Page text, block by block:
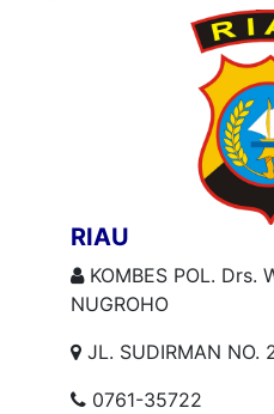
RIAU
KOMBES POL. Drs.
NUGROHO
JL. SUDIRMAN NO.
0761-35722